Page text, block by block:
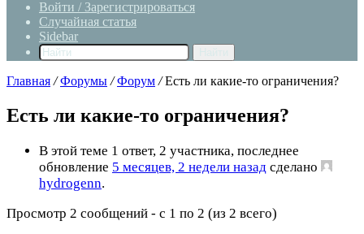
Войти / Зарегистрироваться
Случайная статья
Sidebar
Главная / Форумы / Форум / Есть ли какие-то ограничения?
Есть ли какие-то ограничения?
В этой теме 1 ответ, 2 участника, последнее
обновление 5 месяцев, 2 недели назад сделано
hydrogenn.
Просмотр 2 сообщений - с 1 по 2 (из 2 всего)